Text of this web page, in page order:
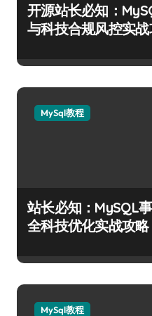
开源站长必知：
与科技合规风控实
MySql教程
站长必知：MySQL
全科技优化实战攻略
MySql教程